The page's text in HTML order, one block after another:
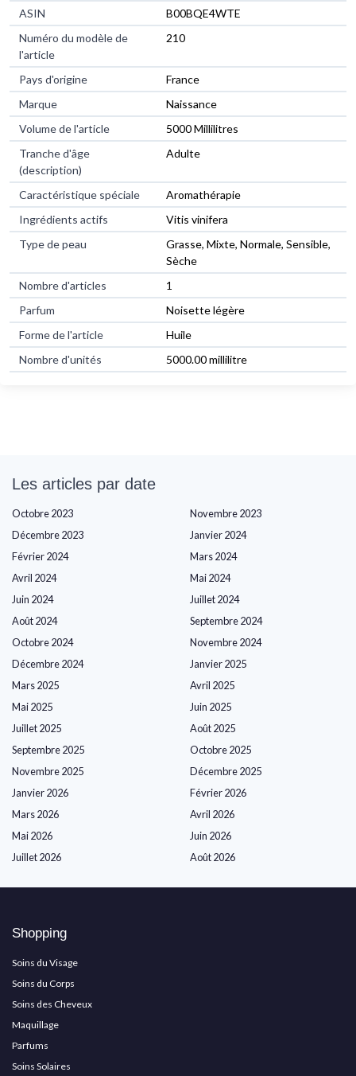
ASIN
B00BQE4WTE
Numéro du modèle de
l'article
210
Pays d'origine
France
Marque
Naissance
Volume de l'article
5000 Millilitres
Tranche d'âge
(description)
Adulte
Caractéristique spéciale
Aromathérapie
Ingrédients actifs
Vitis vinifera
Type de peau
Grasse, Mixte, Normale, Sensible,
Sèche
Nombre d'articles
1
Parfum
Noisette légère
Forme de l'article
Huile
Nombre d'unités
5000.00 millilitre
Les articles par date
Octobre 2023
Novembre 2023
Décembre 2023
Janvier 2024
Février 2024
Mars 2024
Avril 2024
Mai 2024
Juin 2024
Juillet 2024
Août 2024
Septembre 2024
Octobre 2024
Novembre 2024
Décembre 2024
Janvier 2025
Mars 2025
Avril 2025
Mai 2025
Juin 2025
Juillet 2025
Août 2025
Septembre 2025
Octobre 2025
Novembre 2025
Décembre 2025
Janvier 2026
Février 2026
Mars 2026
Avril 2026
Mai 2026
Juin 2026
Juillet 2026
Août 2026
Shopping
Soins du Visage
Soins du Corps
Soins des Cheveux
Maquillage
Parfums
Soins Solaires